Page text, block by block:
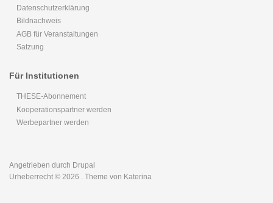
Datenschutzerklärung
Bildnachweis
AGB für Veranstaltungen
Satzung
Für Institutionen
THESE-Abonnement
Kooperationspartner werden
Werbepartner werden
Angetrieben durch Drupal
Urheberrecht © 2026 . Theme von Katerina